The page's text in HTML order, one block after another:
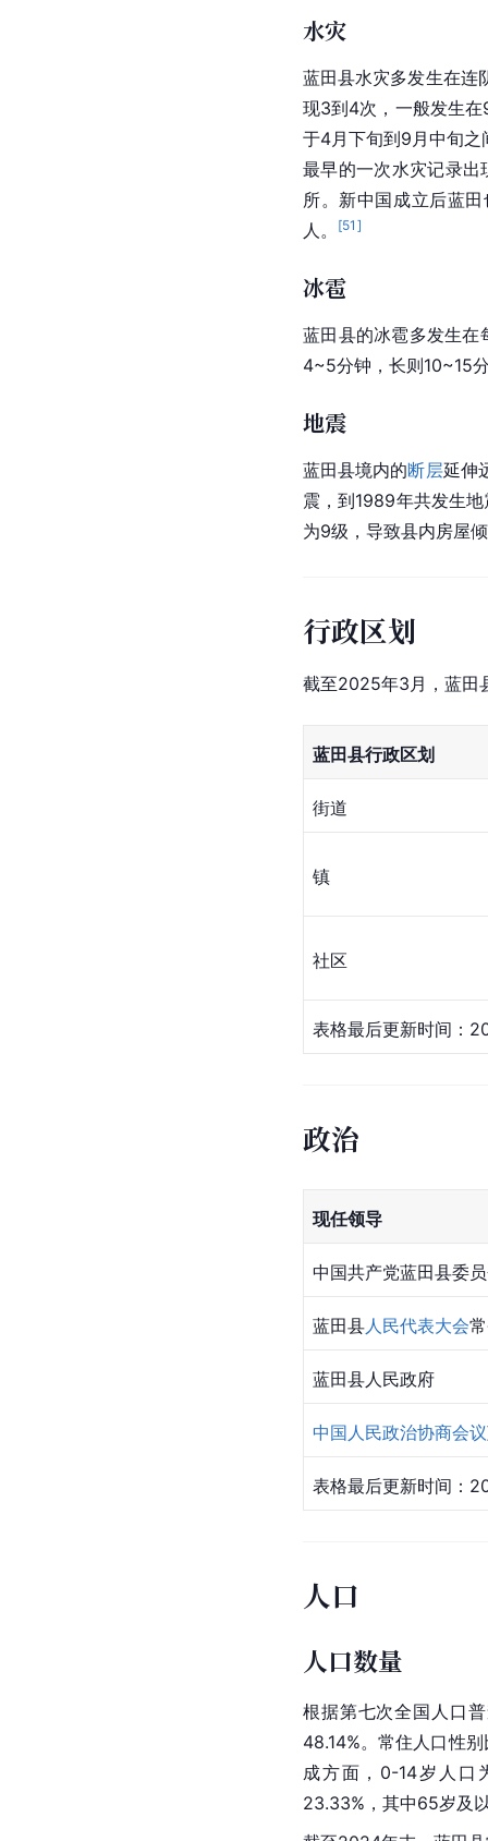
水灾
蓝田县水灾多发生在连
现3到4次，一般发生
于4月下旬到9月中旬之
最早的一次水灾记录出
所。 新中国成立后蓝
人。
[51 ]
冰雹
蓝田县的冰雹多发生
4~5分钟，长则10~15
地震
蓝田县境内的断层延伸
震，到1989年共发生
为9级，导致县内房屋
行政区划
截至2025年3月，蓝田
蓝田县行政区划
街道
镇
社区
表格最后更新时间：
政治
现任领导
中国共产党蓝田县委
蓝田县人民代表大会
蓝田县人民政府
中国人民政治协商会议
表格最后更新时间：
人口
人口数量
根据第七次全国人口
48.14%。常住人口性
成方面，0-14岁人口
23.33%，其中65岁及